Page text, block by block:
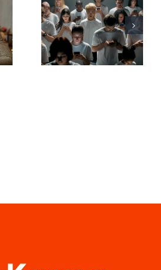
creare
annunci
Facebook
straordinari
che